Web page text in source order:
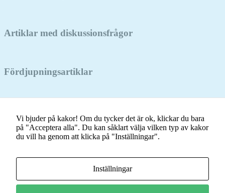
Artiklar med diskussionsfrågor
Fördjupningsartiklar
Nyhetsarkiv
Kontakt
Vi bjuder på kakor! Om du tycker det är ok, klickar du bara
på "Acceptera alla". Du kan såklart välja vilken typ av kakor
du vill ha genom att klicka på "Inställningar".
Inställningar
chansen att få se
anpassat innehåll
och erbjudanden.